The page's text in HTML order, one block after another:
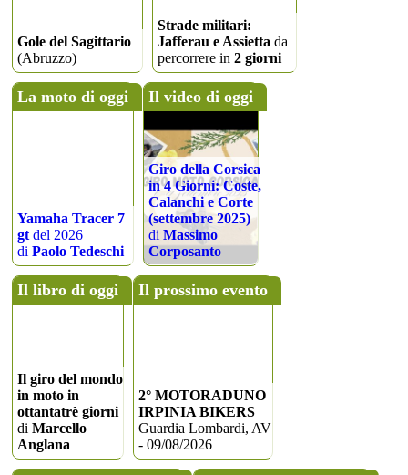
Gole del Sagittario
(Abruzzo)
Strade militari:
Jafferau e Assietta da
percorrere in 2 giorni
La moto di oggi
Yamaha Tracer 7
gt del 2026
di Paolo Tedeschi
Il video di oggi
Giro della Corsica
in 4 Giorni: Coste,
Calanchi e Corte
(settembre 2025)
di Massimo
Corposanto
Il libro di oggi
Il giro del mondo
in moto in
ottantatrè giorni
di Marcello
Anglana
Il prossimo evento
2° MOTORADUNO
IRPINIA BIKERS
Guardia Lombardi, AV
- 09/08/2026